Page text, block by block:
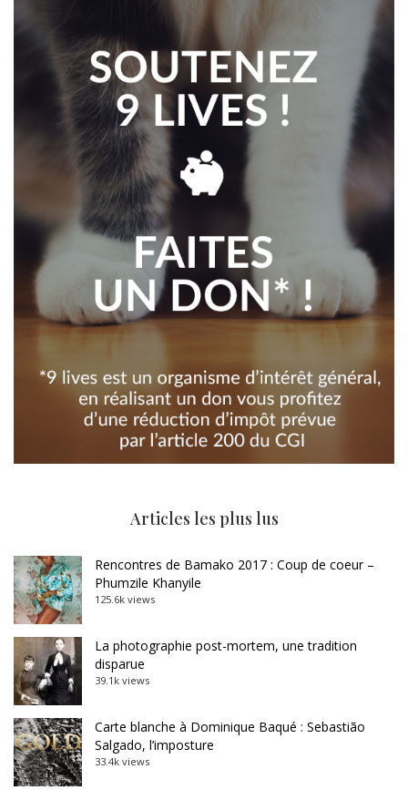
Articles les plus lus
Rencontres de Bamako 2017 : Coup de coeur –
Phumzile Khanyile
125.6k views
La photographie post-mortem, une tradition
disparue
39.1k views
Carte blanche à Dominique Baqué : Sebastião
Salgado, l’imposture
33.4k views